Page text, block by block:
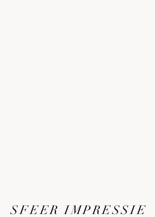
SFEER IMPRESSIE